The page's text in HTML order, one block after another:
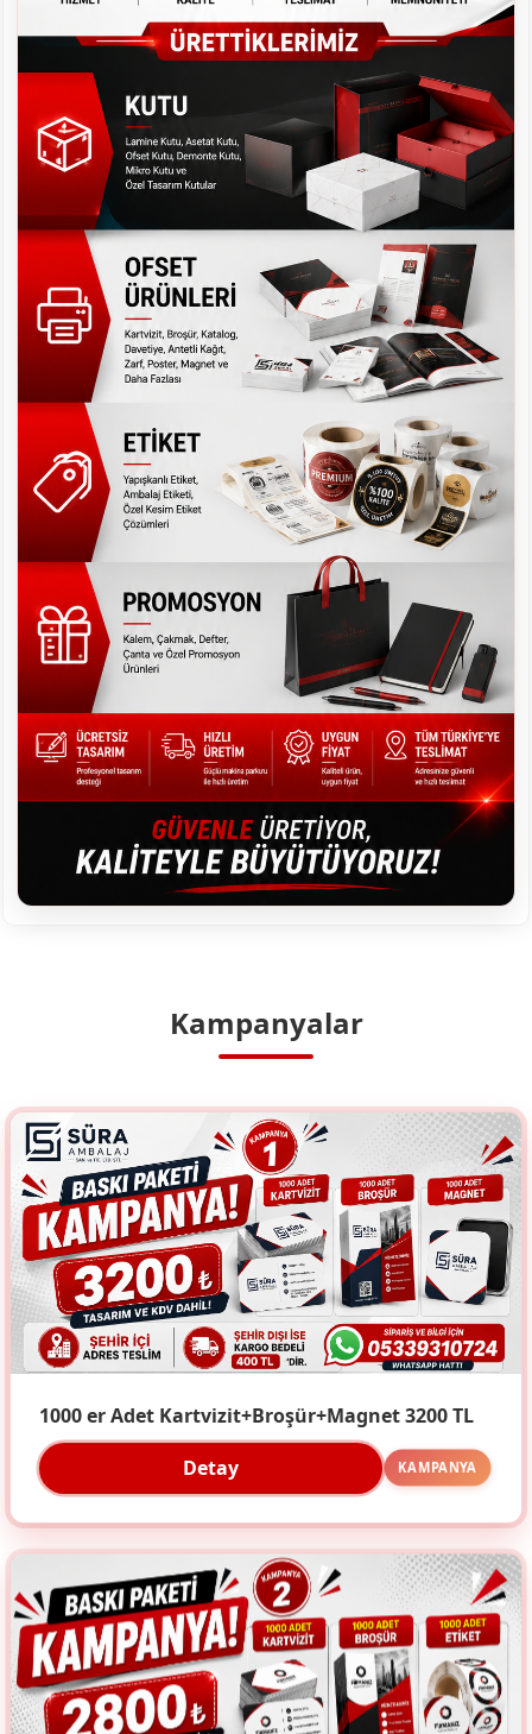
Kampanyalar
1000 er Adet Kartvizit+Broşür+Magnet 3200 TL
Detay KAMPANYA